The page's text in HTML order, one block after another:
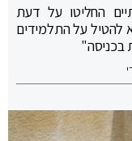
החליטו על דעת
להטיל על התלמידים
בכניסה"